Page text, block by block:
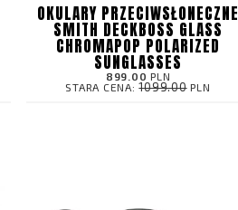
OKULARY PRZECIWSŁONECZNE
SMITH DECKBOSS GLASS
CHROMAPOP POLARIZED
SUNGLASSES
899.00 PLN
STARA CENA:1099.00PLN